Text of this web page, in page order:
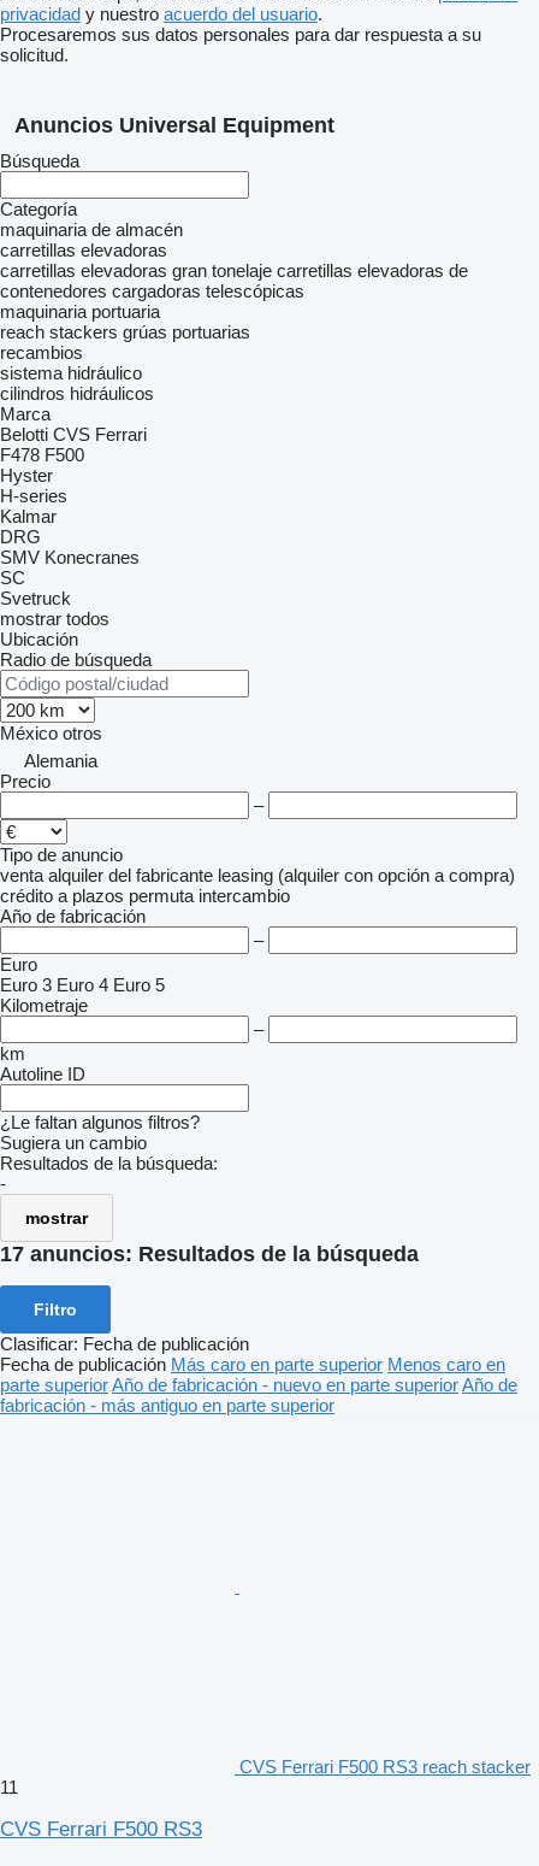
privacidad y nuestro acuerdo del usuario.
Procesaremos sus datos personales para dar respuesta a su
solicitud.
Anuncios Universal Equipment
Búsqueda
Categoría
maquinaria de almacén
carretillas elevadoras
carretillas elevadoras gran tonelaje carretillas elevadoras de
contenedores cargadoras telescópicas
maquinaria portuaria
reach stackers grúas portuarias
recambios
sistema hidráulico
cilindros hidráulicos
Marca
Belotti CVS Ferrari
F478 F500
Hyster
H-series
Kalmar
DRG
SMV Konecranes
SC
Svetruck
mostrar todos
Ubicación
Radio de búsqueda
México otros
Alemania
Precio
–
Tipo de anuncio
venta alquiler del fabricante leasing (alquiler con opción a compra)
crédito a plazos permuta intercambio
Año de fabricación
–
Euro
Euro 3 Euro 4 Euro 5
Kilometraje
–
km
Autoline ID
¿Le faltan algunos filtros?
Sugiera un cambio
Resultados de la búsqueda:
-
mostrar
17 anuncios: Resultados de la búsqueda
Filtro
Clasificar: Fecha de publicación
Fecha de publicación Más caro en parte superior Menos caro en
parte superiorAño de fabricación - nuevo en parte superiorAño de
fabricación - más antiguo en parte superior
CVS Ferrari F500 RS3 reach stacker
11
CVS Ferrari F500 RS3